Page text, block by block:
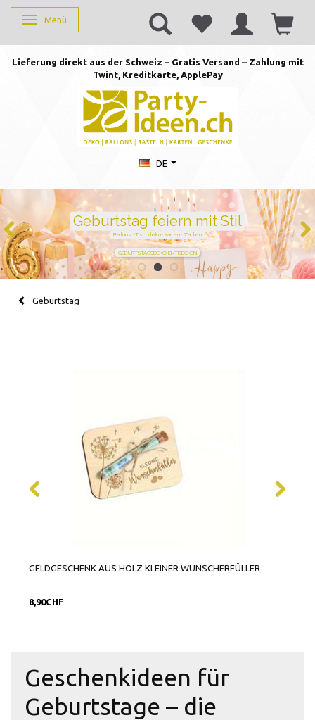
Anzeige ändern
Menü
Lieferung direkt aus der Schweiz – Gratis Versand – Zahlung mit
Twint, Kreditkarte, ApplePay
DE
Duftkerzen mit Zahlen –
persönlich schenken von 1 bis
105
Handgegossen · stilvoll · perfekt für jeden Geburtstag
JETZT ZAHL WÄHLEN
Geburtstag
GELDGESCHENK AUS HOLZ KLEINER WUNSCHERFÜLLER
8,90CHF
Geschenkideen für
Geburtstage – die